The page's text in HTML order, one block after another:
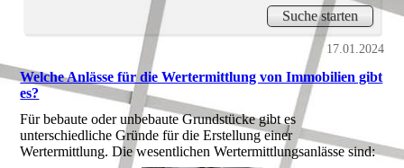
17.01.2024
Welche Anlässe für die Wertermittlung von Immobilien gibt
es?
Für bebaute oder unbebaute Grundstücke gibt es
unterschiedliche Gründe für die Erstellung einer
Wertermittlung. Die wesentlichen Wertermittlungsanlässe sind: